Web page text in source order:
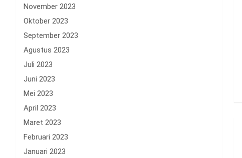
November 2023
Oktober 2023
September 2023
Agustus 2023
Juli 2023
Juni 2023
Mei 2023
April 2023
Maret 2023
Februari 2023
Januari 2023